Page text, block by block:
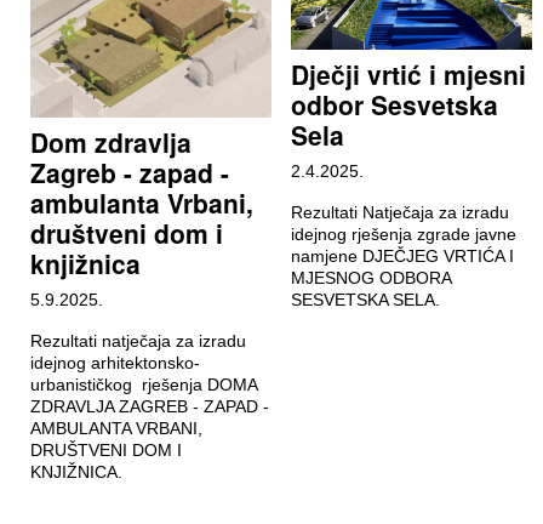
Dom zdravlja
Zagreb - zapad -
ambulanta Vrbani,
društveni dom i
knjižnica
5.9.2025.
Rezultati natječaja za izradu
idejnog arhitektonsko-
urbanističkog rješenja DOMA
ZDRAVLJA ZAGREB - ZAPAD -
AMBULANTA VRBANI,
DRUŠTVENI DOM I
KNJIŽNICA.
Dječji vrtić i mjesni
odbor Sesvetska
Sela
2.4.2025.
Rezultati Natječaja za izradu
idejnog rješenja zgrade javne
namjene DJEČJEG VRTIĆA I
MJESNOG ODBORA
SESVETSKA SELA.